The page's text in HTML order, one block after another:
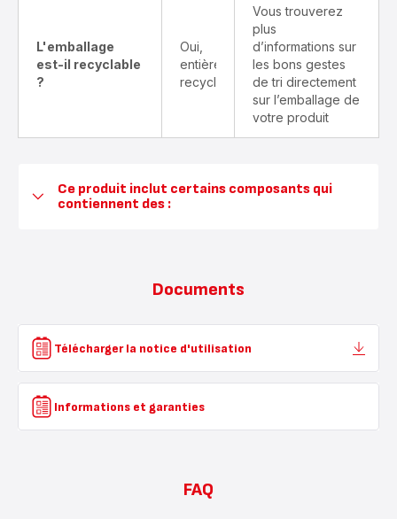
L'emballage
est-il recyclable
?
Oui,
entièrement
recyclable
Vous trouverez
plus
d’informations sur
les bons gestes
de tri directement
sur l’emballage de
votre produit
Ce produit inclut certains composants qui
contiennent des :
Documents
Télécharger la notice d'utilisation
Informations et garanties
FAQ